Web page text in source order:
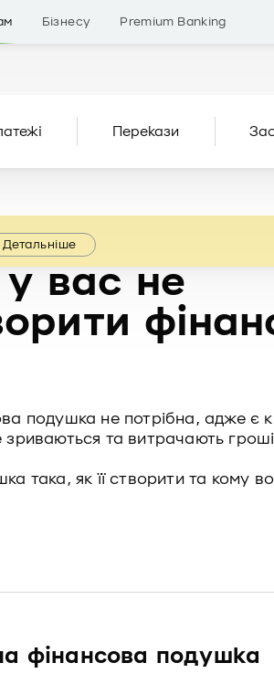
Бізнесу Premium Banking
Перекази
Детальніше
вас не
подушка не потрібна, адже є
та витрачають
така, як її створити та кому
фінансова подушка